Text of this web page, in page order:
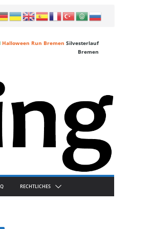
Halloween Run Bremen Silvesterlauf
Bremen
RECHTLICHES